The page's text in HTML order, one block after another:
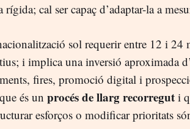
rígida; cal ser capaç d’adaptar-la a
sol requerir entre 12 i 24
i implica una inversió aproximada
fires, promoció digital i
és un procés de llarg recorregut i
esforços o modificar prioritats